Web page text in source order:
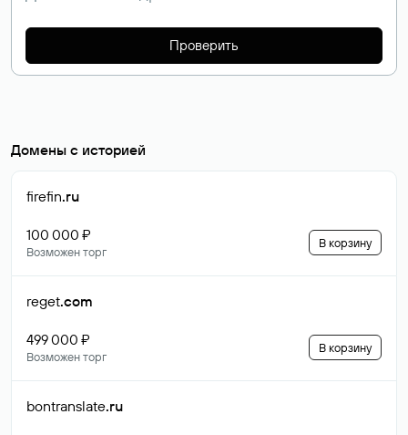
Проверить
Домены с историей
firefin.ru
100 000 ₽
Возможен торг
В корзину
reget.com
499 000 ₽
Возможен торг
В корзину
bontranslate.ru